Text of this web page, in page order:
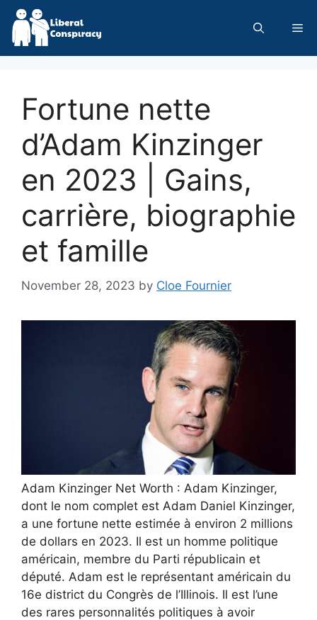
Skip
content
Fortune nette
d’Adam Kinzinger
en 2023 | Gains,
carrière, biographie
et famille
November 28, 2023 by Cloe Fournier
Adam Kinzinger Net Worth : Adam Kinzinger,
dont le nom complet est Adam Daniel Kinzinger,
a une fortune nette estimée à environ 2 millions
de dollars en 2023. Il est un homme politique
américain, membre du Parti républicain et
député. Adam est le représentant américain du
16e district du Congrès de l’Illinois. Il est l’une
des rares personnalités politiques à avoir